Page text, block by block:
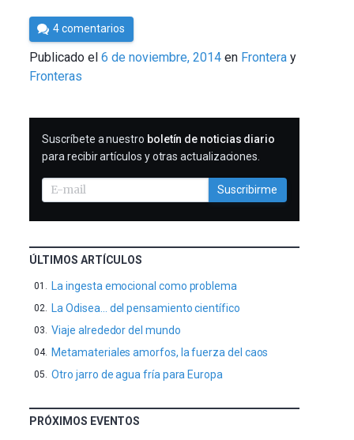
Por
César
Tomé
4 comentarios
Publicado el6 de noviembre, 2014 en Frontera
Fronteras
SUSCRIBIRME
Suscríbete a nuestro boletín de noticias diario
para recibir artículos y otras actualizaciones.
Suscribirme
ÚLTIMOS ARTÍCULOS
La ingesta emocional como problema
La Odisea… del pensamiento científico
Viaje alrededor del mundo
Metamateriales amorfos, la fuerza del caos
Otro jarro de agua fría para Europa
PRÓXIMOS EVENTOS